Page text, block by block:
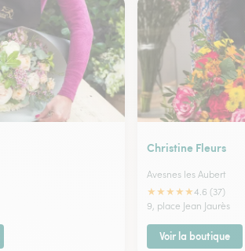
Christine Fleurs
Avesnes les Aubert
★★★★★4.6 (37)
9, place Jean Jaurès
Voir la boutique